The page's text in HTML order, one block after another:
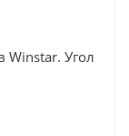
Winstar. Угол